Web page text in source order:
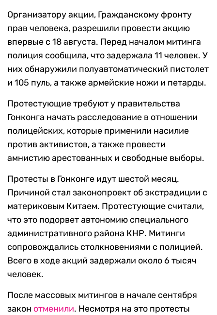
Организатору акции, Гражданскому фронту
прав человека, разрешили провести акцию
впервые с 18 августа. Перед началом митинга
полиция сообщила, что задержала 11 человек. У
них обнаружили полуавтоматический пистолет
и 105 пуль, а также армейские ножи и петарды.
Протестующие требуют у правительства
Гонконга начать расследование в отношении
полицейских, которые применили насилие
против активистов, а также провести
амнистию арестованных и свободные выборы.
Протесты в Гонконге идут шестой месяц.
Причиной стал законопроект об экстрадиции с
материковым Китаем. Протестующие считали,
что это подорвет автономию специального
административного района КНР. Митинги
сопровождались столкновениями с полицией.
Всего в ходе акций задержали около 6 тысяч
человек.
После массовых митингов в начале сентября
закон отменили. Несмотря на это протесты